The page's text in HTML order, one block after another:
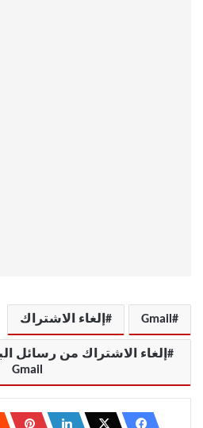
Gmail إلغاء الاشتراك
إلغاء الاشتراك من رسائل
Gmail